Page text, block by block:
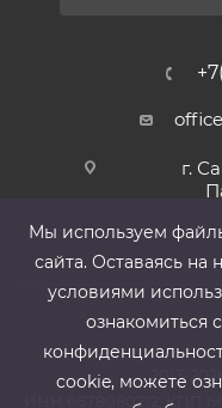
г.
2013-
ИНН 6678080212, КПП
Мы используем
сайта. Оставаясь на
условиями
cookie, можете